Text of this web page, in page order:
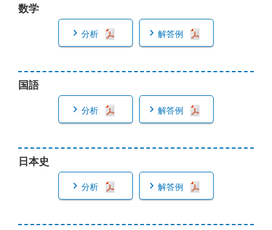
数学
分析 解答例
国語
分析 解答例
日本史
分析 解答例